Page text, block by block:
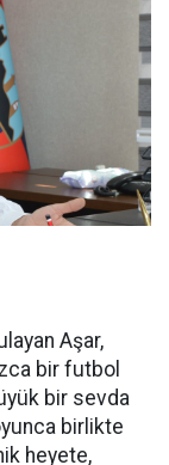
Aşar,
bir futbol
bir sevda
birlikte
heyete,